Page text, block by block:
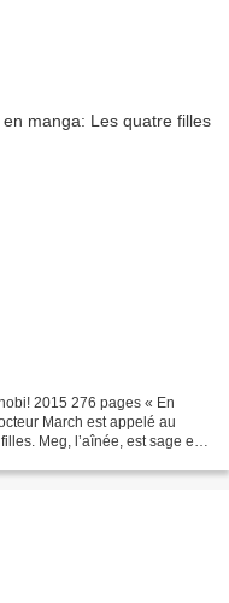
2015 276 pages « En
March est appelé au
Meg, l’aînée, est sage et